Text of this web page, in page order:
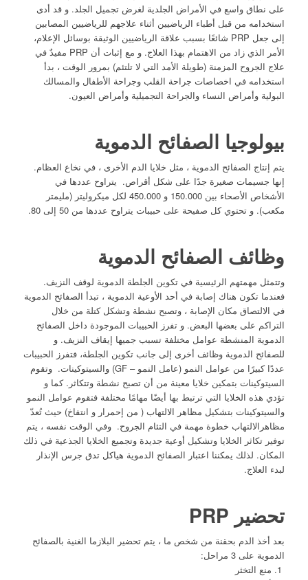
على نطاق واسع في الأمراض الجلدية لغرض تجميل الجلد. و قد أدى
استخدامه من قبل أطباء الرياضيين أثناء علاجهم للرياضيين المصابين
إلى جعل PRP شائعًا بسبب علاقة الرياضيين الوثيقة بوسائل الإعلام،
الأمر الذي زاد من الاهتمام بهذا العلاج. و مع إثبات أن PRP مفيدٌ في
علاج الجروح المزمنة (طويلة الأمد التي لا تلتئم) بمرور الوقت ، بدأ
استخدامه في اخصاصات جراحة القلب وجراحة الأطفال والمسالك
البولية وأمراض النساء والجراحة التجميلية وأمراض العيون.
بيولوجيا الصفائح الدموية
يتم إنتاج الصفائح الدموية ، مثل خلايا الدم الأخرى ، في نخاع العظام.
إنها جسيمات صغيرة جدًا على شكل أقراص. يتراوح عددها في
الأشخاص الأصحاء بين 150.000 و 450.000 لكل ميكروليتر (مليمتر
مكعب). و تحتوي كل صفيحة على حبيبات يتراوح عددها من 50 إلى 80.
وظائف الصفائح الدموية
وتتمثل مهمتهم الرئيسية في تكوين الجلطة الدموية لوقف النزيف.
فعندما تكون هناك إصابة في أحد الأوعية الدموية ، تبدأ الصفائح الدموية
في الالتصاق مكان الإصابة ، وتصبح نشطة وتشكل كتلة من خلال
التراكم على بعضها البعض. و تفرز الحبيبات الموجودة داخل الصفائح
الدموية المنشطة عوامل مختلفة تسبب جميها إيقاف النزيف. و
للصفائح الدموية وظائف أخرى إلى جانب تكوين الجلطة، فتفرز الحبيبات
عددًا كبيرًا من عوامل النمو (عامل النمو – GF) والسيتوكينات. وتقوم
السيتوكينات بتمكين خلايا معينة من أن تصبح نشطة وتتكاثر. كما و
تؤدي هذه الخلايا التي ترتبط بها أيضًا مهامًا مختلفة فتقوم عوامل النمو
والسيتوكينات بتشكيل مظاهر الالتهاب ( من إحمرار و انتفاخ) حيث تُعدّ
مظاهرالالتهاب خطوة مهمة في التئام الجروح. وفي الوقت نفسه ، يتم
توفير تكاثر الخلايا وتشكيل أوعية جديدة وتجميع الخلايا الجذعية في ذلك
المكان. لذلك يمكننا اعتبار الصفائح الدموية هياكل تدق جرس الإنذار
لبدء العلاج.
تحضير PRP
بعد أخذ الدم بحقنة من شخص ما ، يتم تحضير البلازما الغنية بالصفائح
الدموية على 3 مراحل: